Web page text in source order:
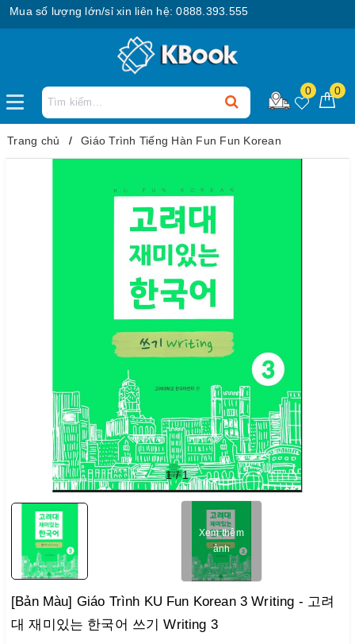
số lượng lớn/sỉ xin liên hệ: 0888.393.555
0 0
Trang chủ Giáo Trình Tiếng Hàn Fun Fun Korean
1/1
Xem thêm
ảnh
[Bản Màu] Giáo Trình KU Fun Korean 3 Writing - 고려
대 재미있는 한국어 쓰기 Writing 3